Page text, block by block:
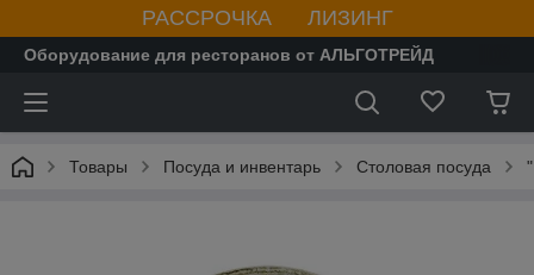
РАССРОЧКА ЛИЗИНГ
Оборудование для ресторанов от АЛЬГОТРЕЙД
Товары Посуда и инвентарь Столовая посуда